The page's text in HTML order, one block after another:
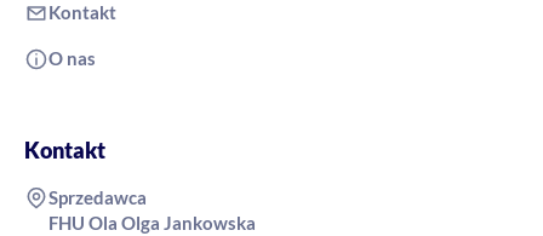
Kontakt
O nas
Kontakt
Sprzedawca
FHU Ola Olga Jankowska